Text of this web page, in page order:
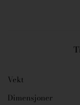
Vekt
Dimensjoner